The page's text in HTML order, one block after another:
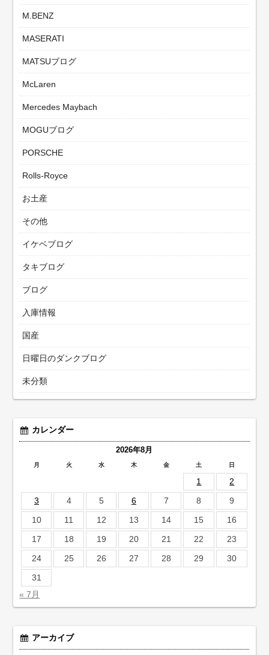
M.BENZ
MASERATI
MATSUブログ
McLaren
Mercedes Maybach
MOGUブログ
PORSCHE
Rolls-Royce
お土産
その他
イケベブログ
タキブログ
ブログ
入庫情報
国産
日曜日のダンクブログ
未分類
カレンダー
2026年8月
月 火 水 木 金 土 日
1
2
3
4 5 6 7 8
9
10
11 12 13 14 15
16
17
18 19 20 21 22
23
24
25 26 27 28 29
30
31
« 7月
アーカイブ